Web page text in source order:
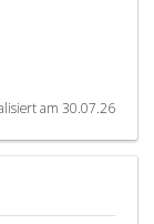
am 30.07.26